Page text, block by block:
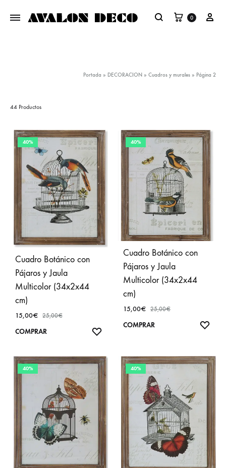
Buscar
Carrito
0
Portada » DECORACION » Cuadros y murales » Página 2
44 Productos
40%
Cuadro Botánico con
Pájaros y Jaula
Multicolor (34x2x44
cm)
15,00€ 25,00€
COMPRAR
FAVORITOS
40%
Cuadro Botánico con
Pájaros y Jaula
Multicolor (34x2x44
cm)
15,00€ 25,00€
COMPRAR
40% 40%